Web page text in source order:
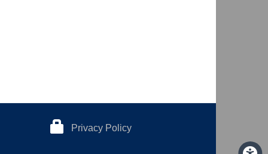
Privacy Policy